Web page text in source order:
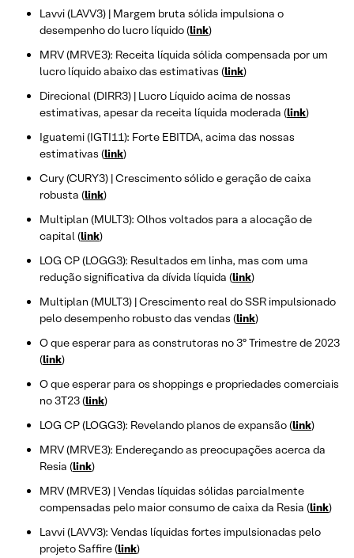
Lavvi (LAVV3) | Margem bruta sólida impulsiona o
desempenho do lucro líquido (link)
MRV (MRVE3): Receita líquida sólida compensada por um
lucro líquido abaixo das estimativas (link)
Direcional (DIRR3) | Lucro Líquido acima de nossas
estimativas, apesar da receita líquida moderada (link)
Iguatemi (IGTI11): Forte EBITDA, acima das nossas
estimativas (link)
Cury (CURY3) | Crescimento sólido e geração de caixa
robusta (link)
Multiplan (MULT3): Olhos voltados para a alocação de
capital (link)
LOG CP (LOGG3): Resultados em linha, mas com uma
redução significativa da dívida líquida (link)
Multiplan (MULT3) | Crescimento real do SSR impulsionado
pelo desempenho robusto das vendas (link)
O que esperar para as construtoras no 3º Trimestre de 2023
(link)
O que esperar para os shoppings e propriedades comerciais
no 3T23 (link)
LOG CP (LOGG3): Revelando planos de expansão (link)
MRV (MRVE3): Endereçando as preocupações acerca da
Resia (link)
MRV (MRVE3) | Vendas líquidas sólidas parcialmente
compensadas pelo maior consumo de caixa da Resia (link)
Lavvi (LAVV3): Vendas líquidas fortes impulsionadas pelo
projeto Saffire (link)